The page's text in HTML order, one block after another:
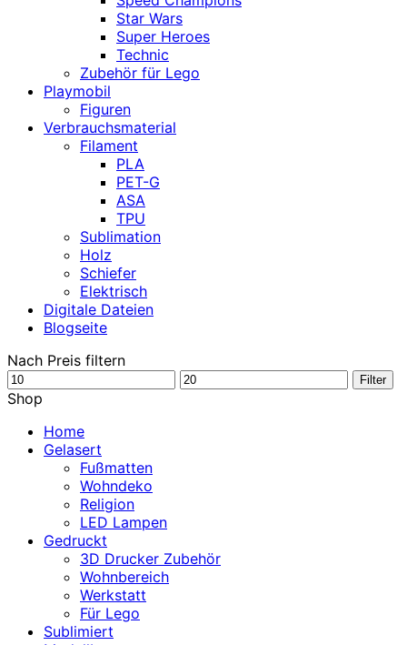
Star Wars
Super Heroes
Technic
Zubehör für Lego
Playmobil
Figuren
Verbrauchsmaterial
Filament
PLA
PET-G
ASA
TPU
Sublimation
Holz
Schiefer
Elektrisch
Digitale Dateien
Blogseite
Nach Preis filtern
Min.
Preis
Max.
Filter
Shop
Home
Gelasert
Fußmatten
Wohndeko
Religion
LED Lampen
Gedruckt
3D Drucker Zubehör
Wohnbereich
Werkstatt
Für Lego
Sublimiert